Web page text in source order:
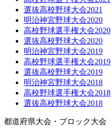
選抜高校野球大会2021
明治神宮野球大会2020
高校野球選手権大会2020
選抜高校野球大会2020
明治神宮野球大会2019
高校野球選手権大会2019
選抜高校野球大会2019
明治神宮野球大会2018
高校野球選手権大会2018
選抜高校野球大会2018
都道府県大会・ブロック大会